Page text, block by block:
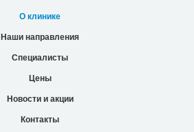
О клинике
Наши направления
Специалисты
Цены
Новости и акции
Контакты